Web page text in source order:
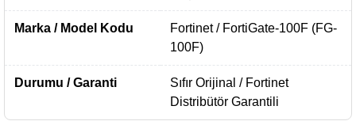
Marka / Model Kodu
Fortinet / FortiGate-100F (FG-
100F)
Durumu / Garanti
Sıfır Orijinal / Fortinet
Distribütör Garantili